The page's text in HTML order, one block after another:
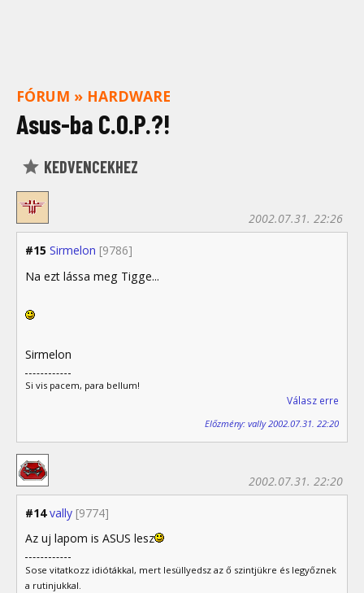
FÓRUM » HARDWARE
Asus-ba C.O.P.?!
KEDVENCEKHEZ
#15 Sirmelon [9786]
2002.07.31. 22:26
Na ezt lássa meg Tigge...
Sirmelon
Si vis pacem, para bellum!
Válasz erre
Előzmény: vally 2002.07.31. 22:20
#14 vally [9774]
2002.07.31. 22:20
Az uj lapom is ASUS lesz
Sose vitatkozz idiótákkal, mert lesüllyedsz az ő szintjükre és legyőznek
a rutinjukkal.